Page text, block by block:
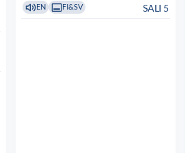
EN FI&SV SALI 5